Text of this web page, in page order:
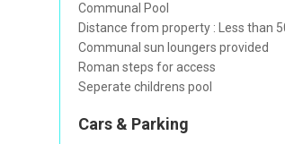
Communal Pool
Distance from property : Less than
Communal sun loungers provided
Roman steps for access
Seperate childrens pool
Cars & Parking